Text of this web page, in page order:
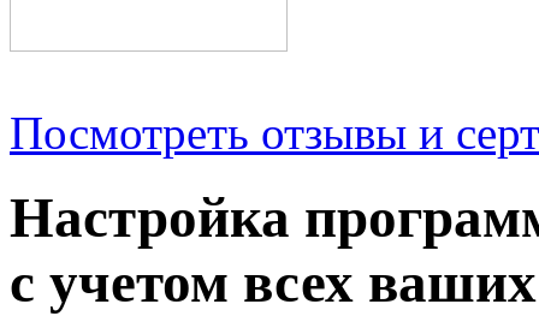
Посмотреть отзывы и
Настройка
с учетом всех